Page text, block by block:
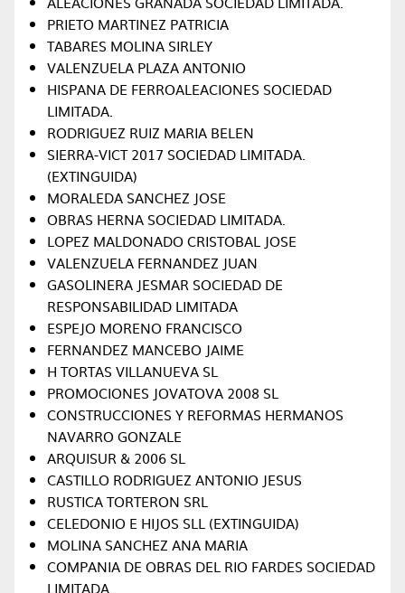
PRIETO MARTINEZ PATRICIA
TABARES MOLINA SIRLEY
VALENZUELA PLAZA ANTONIO
HISPANA DE FERROALEACIONES SOCIEDAD
LIMITADA.
RODRIGUEZ RUIZ MARIA BELEN
SIERRA-VICT 2017 SOCIEDAD LIMITADA.
(EXTINGUIDA)
MORALEDA SANCHEZ JOSE
OBRAS HERNA SOCIEDAD LIMITADA.
LOPEZ MALDONADO CRISTOBAL JOSE
VALENZUELA FERNANDEZ JUAN
GASOLINERA JESMAR SOCIEDAD DE
RESPONSABILIDAD LIMITADA
ESPEJO MORENO FRANCISCO
FERNANDEZ MANCEBO JAIME
H TORTAS VILLANUEVA SL
PROMOCIONES JOVATOVA 2008 SL
CONSTRUCCIONES Y REFORMAS HERMANOS
NAVARRO GONZALE
ARQUISUR & 2006 SL
CASTILLO RODRIGUEZ ANTONIO JESUS
RUSTICA TORTERON SRL
CELEDONIO E HIJOS SLL (EXTINGUIDA)
MOLINA SANCHEZ ANA MARIA
COMPANIA DE OBRAS DEL RIO FARDES SOCIEDAD
LIMITADA.